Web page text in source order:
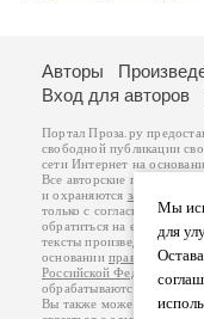
Мы
для
Авторы
Вход для авторов
Портал Проза.ру
свободной публикации
сети Интернет на
Все авторские права на
и охраняются законом
.
только с согласия его
обратиться на его
тексты произведений
основанииправил
Российской Федерации
обрабатываются на
Вы также можете